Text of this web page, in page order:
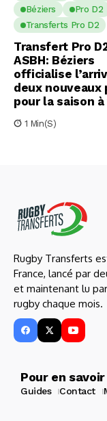
Béziers
Pro D2
Transferts Pro D2
Transfert Pro
ASBH: Béziers
officialise
deux nouveaux
pour la saison
1 Min(s)
Rugby Transferts
France, lancé par
et maintenant lu
rugby chaque mois.
Pour en
Guides Contact